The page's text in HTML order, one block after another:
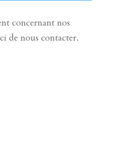
concernant nos
de nous contacter.